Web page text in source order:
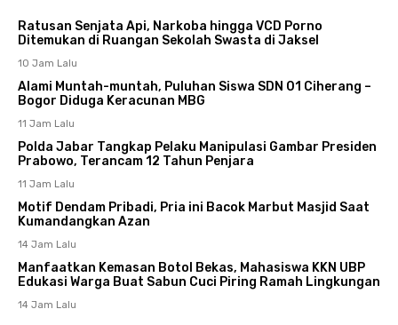
Ratusan Senjata Api, Narkoba hingga VCD Porno
Ditemukan di Ruangan Sekolah Swasta di Jaksel
10 Jam Lalu
Alami Muntah-muntah, Puluhan Siswa SDN 01 Ciherang –
Bogor Diduga Keracunan MBG
11 Jam Lalu
Polda Jabar Tangkap Pelaku Manipulasi Gambar Presiden
Prabowo, Terancam 12 Tahun Penjara
11 Jam Lalu
Motif Dendam Pribadi, Pria ini Bacok Marbut Masjid Saat
Kumandangkan Azan
14 Jam Lalu
Manfaatkan Kemasan Botol Bekas, Mahasiswa KKN UBP
Edukasi Warga Buat Sabun Cuci Piring Ramah Lingkungan
14 Jam Lalu